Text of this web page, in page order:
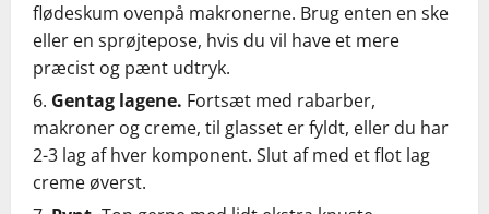
flødeskum ovenpå makronerne. Brug enten en ske
eller en sprøjtepose, hvis du vil have et mere
præcist og pænt udtryk.
Gentag lagene. Fortsæt med rabarber,
makroner og creme, til glasset er fyldt, eller du har
2-3 lag af hver komponent. Slut af med et flot lag
creme øverst.